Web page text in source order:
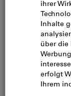
457544
Gewinde-Ø d :3.5
40 mm
:
Antriebsgrösse
T 10